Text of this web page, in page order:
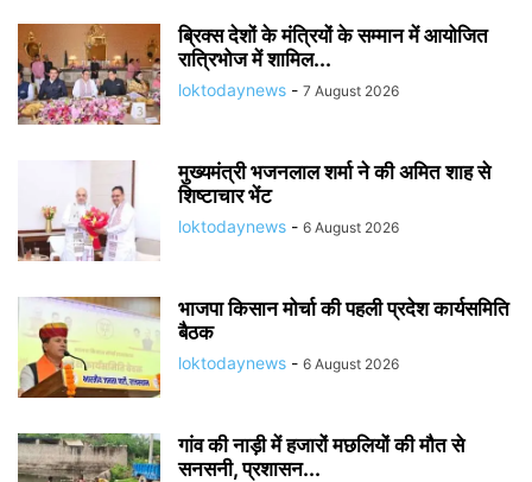
ब्रिक्स देशों के मंत्रियों के सम्मान में आयोजित
रात्रिभोज में शामिल...
loktodaynews - 7 August 2026
मुख्यमंत्री भजनलाल शर्मा ने की अमित शाह से
शिष्टाचार भेंट
loktodaynews - 6 August 2026
भाजपा किसान मोर्चा की पहली प्रदेश कार्यसमिति
बैठक
loktodaynews - 6 August 2026
गांव की नाड़ी में हजारों मछलियों की मौत से
सनसनी, प्रशासन...